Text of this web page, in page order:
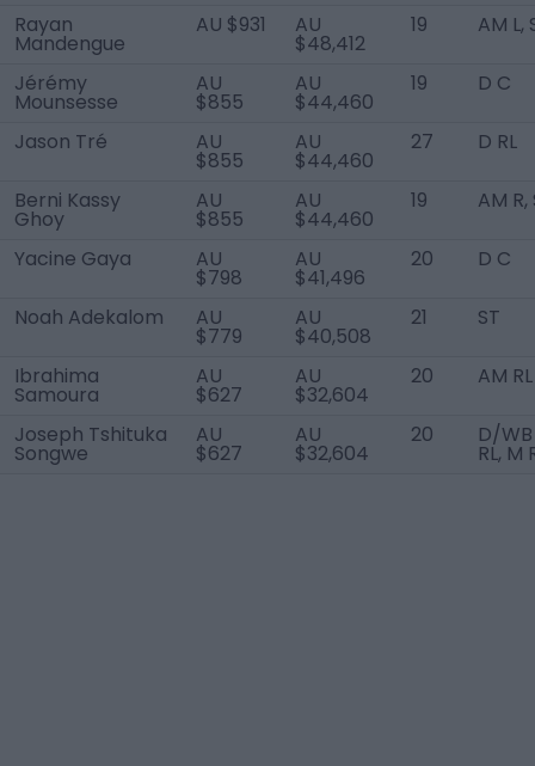
Rayan
Mandengue
AU $931 AU
$48,412
19 AM L,
Jérémy
Mounsesse
AU
$855
AU
$44,460
19 D C
Jason Tré AU
$855
AU
$44,460
27 D RL
Berni Kassy
Ghoy
AU
$855
AU
$44,460
19 AM R,
Yacine Gaya AU
$798
AU
$41,496
20 D C
Noah Adekalom AU
$779
AU
$40,508
21 ST
Ibrahima
Samoura
AU
$627
AU
$32,604
20 AM RL
Joseph Tshituka
Songwe
AU
$627
AU
$32,604
20 D/WB
RL, M